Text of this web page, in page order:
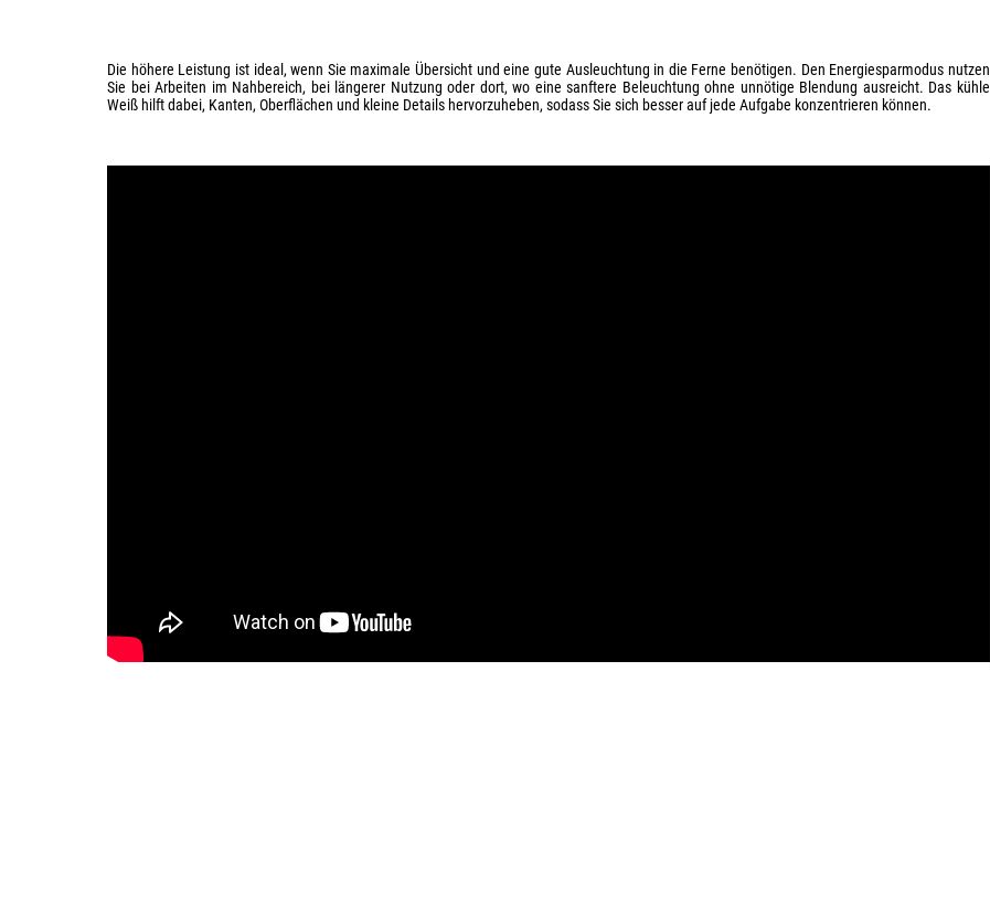
Die höhere Leistung ist ideal, wenn Sie maximale Übersicht und eine gute Ausleuchtung in die Ferne benötigen. Den Energiesparmodus nutzen
Sie bei Arbeiten im Nahbereich, bei längerer Nutzung oder dort, wo eine sanftere Beleuchtung ohne unnötige Blendung ausreicht. Das kühle
Weiß hilft dabei, Kanten, Oberflächen und kleine Details hervorzuheben, sodass Sie sich besser auf jede Aufgabe konzentrieren können.